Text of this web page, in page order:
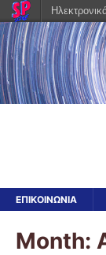
ΕΠΙΚΟΙΝΩΝΙΑ
Month: